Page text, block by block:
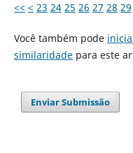
<< < 23 24 25 26 27 28 29
Você também pode
similaridadepara este
Enviar Submissão